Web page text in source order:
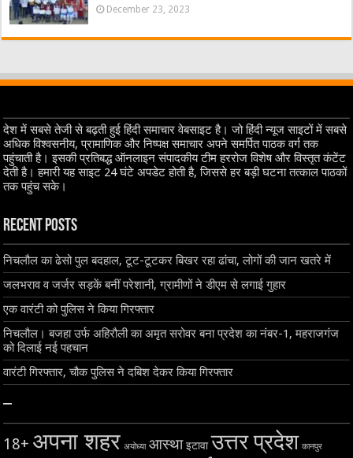
December 23, 2023
देश में सबसे तेजी से बढ़ती हुई हिंदी समाचार वेबसाइट है। जो हिंदी न्यूज साइटों में सबसे
अधिक विश्वसनीय, प्रामाणिक और निष्पक्ष समाचार अपने समर्पित पाठक वर्ग तक
पहुंचाती है। इसकी प्रतिबद्ध ऑनलाइन संपादकीय टीम हररोज विशेष और विस्तृत कंटेंट
देती है। हमारी यह साइट 24 घंटे अपडेट होती है, जिससे हर बड़ी घटना तत्काल पाठकों
तक पहुंच सके।
Recent Posts
निचलौल का ढेसो पुल बदहाल, टूट-टूटकर बिखर रहा ढांचा, लोगों की जान खतरे में
जलभराव व जर्जर सड़कें बनीं परेशानी, ग्रामीणों ने डीएम से लगाई गुहार
एक वारंटी को पुलिस ने किया गिरफ्तार
निचलौल। बजहा उर्फ अहिरौली का अमृत सरोवर बना प्रदेश का नंबर-1, महराजगंज
को दिलाई नई पहचान
वारंटी गिरफ्तार, चौक पुलिस ने दबिश देकर किया गिरफ्तार
–
18+ अपना शहर अयोध्या आस्था इटावा उत्तर प्रदेश कानपुर